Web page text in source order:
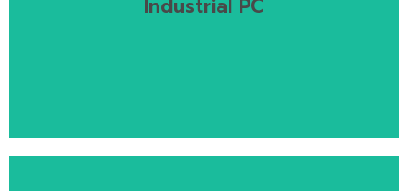
Industrial PC